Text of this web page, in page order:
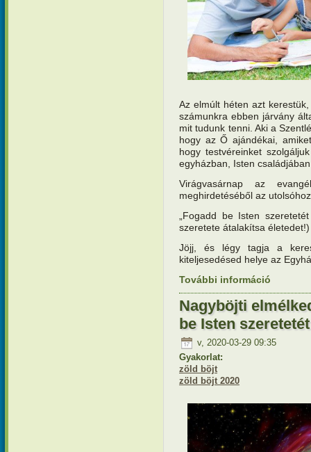
Az elmúlt héten azt
számunkra ebben járvány
mit tudunk tenni. Aki a
hogy az Ő ajándékai,
hogy testvéreinket
egyházban, Isten
Virágvasárnap az
meghirdetéséből az
„Fogadd be Isten
szeretete átalakítsa életedet!)
Jöjj, és légy tagja a
kiteljesedésed helye az
További információ
Nagyböjti
be Isten
v, 2020-03-29 09:35
Gyakorlat:
zöld böjt
zöld böjt 2020